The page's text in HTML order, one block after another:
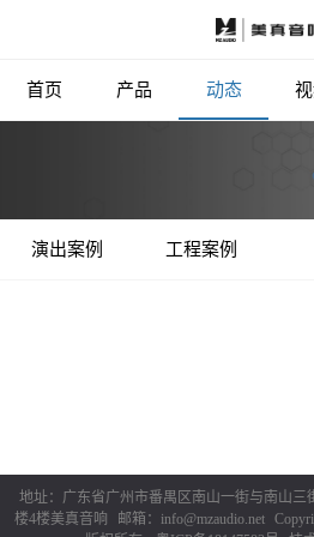
首页 产品 动态
演出案例 工程案例
地址：广东省广州市番禺区南山一街与南山三
楼4楼美真音响
邮箱：info@mzaudio.net